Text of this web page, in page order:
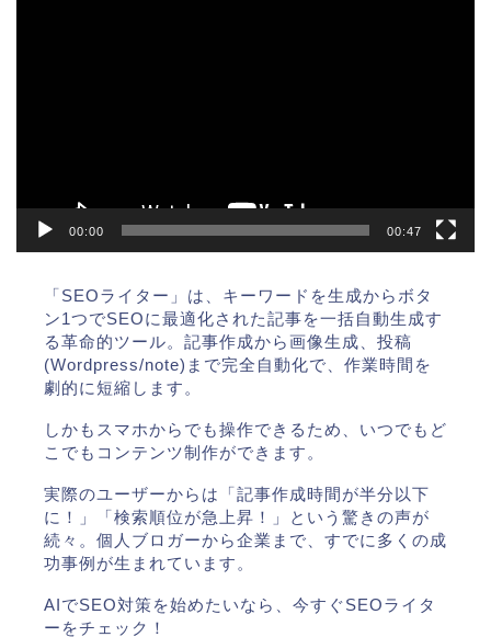
00:00 00:47
「SEOライター」は、キーワードを生成からボタ
ン1つでSEOに最適化された記事を一括自動生成す
る革命的ツール。記事作成から画像生成、投稿
(Wordpress/note)まで完全自動化で、作業時間を
劇的に短縮します。
しかもスマホからでも操作できるため、いつでもど
こでもコンテンツ制作ができます。
実際のユーザーからは「記事作成時間が半分以下
に！」「検索順位が急上昇！」という驚きの声が
続々。個人ブロガーから企業まで、すでに多くの成
功事例が生まれています。
AIでSEO対策を始めたいなら、今すぐSEOライタ
ーをチェック！